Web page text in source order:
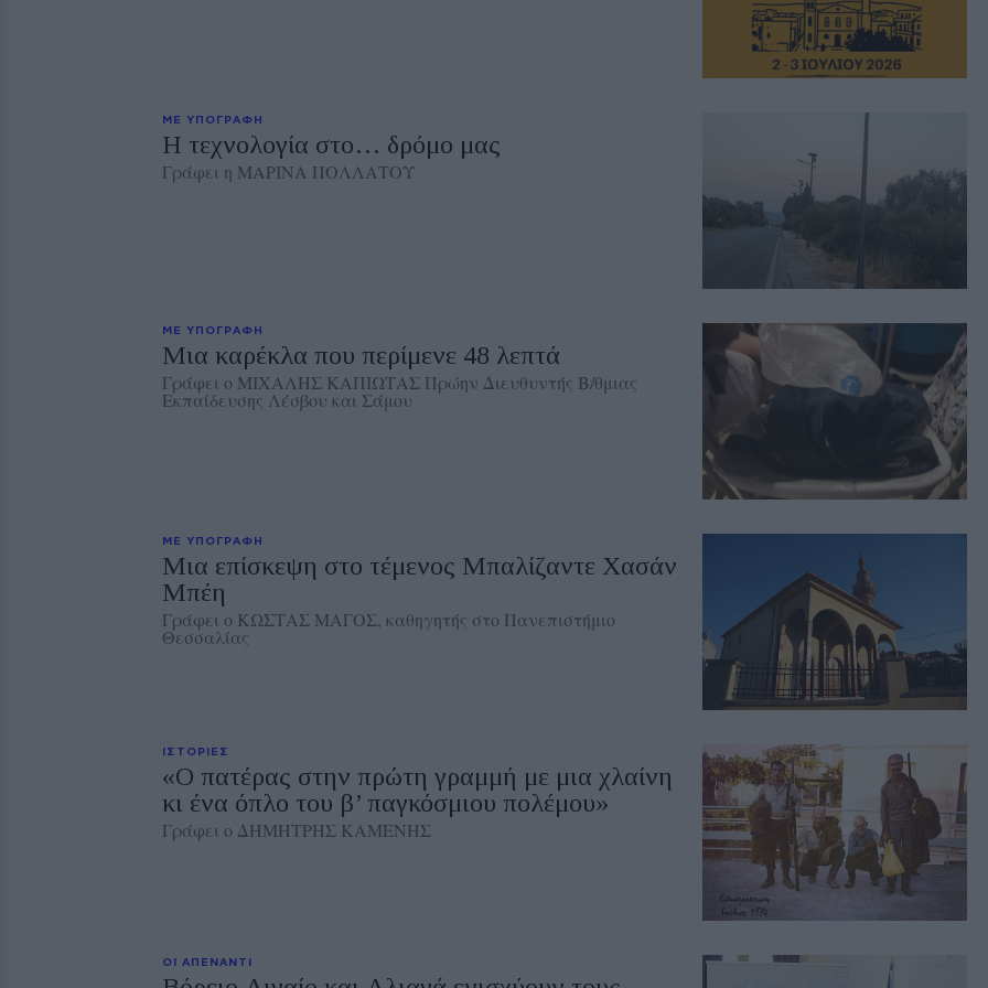
ΜΕ ΥΠΟΓΡΑΦΗ
Η τεχνολογία στο… δρόμο μας
Γράφει η ΜΑΡΙΝΑ ΠΟΛΛΑΤΟΥ
ΜΕ ΥΠΟΓΡΑΦΗ
Μια καρέκλα που περίμενε 48 λεπτά
Γράφει ο ΜΙΧΑΛΗΣ ΚΑΠΙΩΤΑΣ Πρώην Διευθυντής Β/θμιας
Εκπαίδευσης Λέσβου και Σάμου
ΜΕ ΥΠΟΓΡΑΦΗ
Μια επίσκεψη στο τέμενος Μπαλίζαντε Χασάν
Μπέη
Γράφει ο ΚΩΣΤΑΣ ΜΑΓΟΣ, καθηγητής στο Πανεπιστήμιο
Θεσσαλίας
ΙΣΤΟΡΙΕΣ
«Ο πατέρας στην πρώτη γραμμή με μια χλαίνη
κι ένα όπλο του β’ παγκόσμιου πολέμου»
Γράφει ο ΔΗΜΗΤΡΗΣ ΚΑΜΕΝΗΣ
ΟΙ ΑΠΕΝΑΝΤΙ